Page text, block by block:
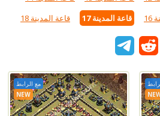
قاعة المدينة 17 قاعة المدينة 18
مع الرابط
NEW